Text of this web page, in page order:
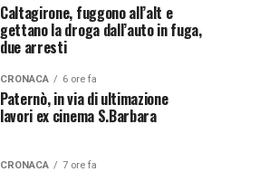
Caltagirone, fuggono all’alt e
gettano la droga dall’auto in fuga,
due arresti
CRONACA 6 ore fa
Paternò, in via di ultimazione
lavori ex cinema S.Barbara
CRONACA 7 ore fa